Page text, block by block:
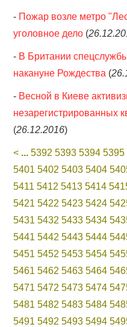
- Пожар возле метро
уголовное дело (
- В Британии
накануне Рождества (
- Весной в Киеве
незарегистрированных
(26.12.2016)
< ... 5392 5393 5394 5395
5401 5402 5403 5404
5411 5412 5413 5414
5421 5422 5423 5424
5431 5432 5433 5434
5441 5442 5443 5444
5451 5452 5453 5454
5461 5462 5463 5464
5471 5472 5473 5474
5481 5482 5483 5484
5491 5492 5493 5494